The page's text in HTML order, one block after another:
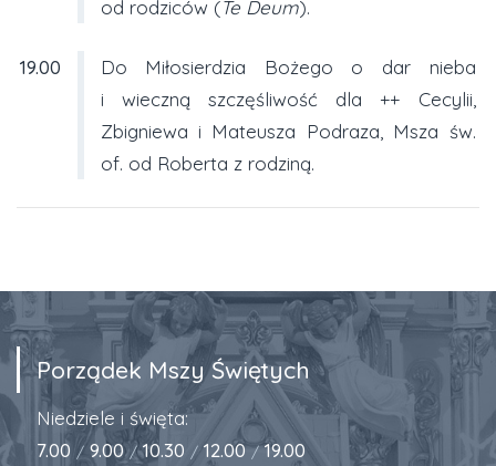
od rodziców (Te Deum).
19.00
Do Miłosierdzia Bożego o dar nieba
i wieczną szczęśliwość dla ++ Cecylii,
Zbigniewa i Mateusza Podraza, Msza św.
of. od Roberta z rodziną.
Porządek Mszy Świętych
Niedziele i święta:
7.00 / 9.00 / 10.30 / 12.00 / 19.00